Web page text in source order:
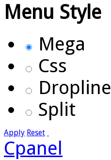
Menu Style
Mega
Css
Dropline
Split
Apply Reset
Cpanel